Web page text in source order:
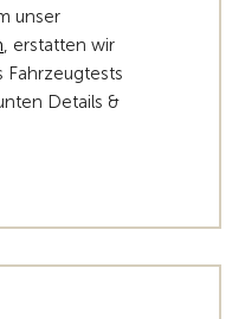
unser
, erstatten wir
Fahrzeugtests
Details &